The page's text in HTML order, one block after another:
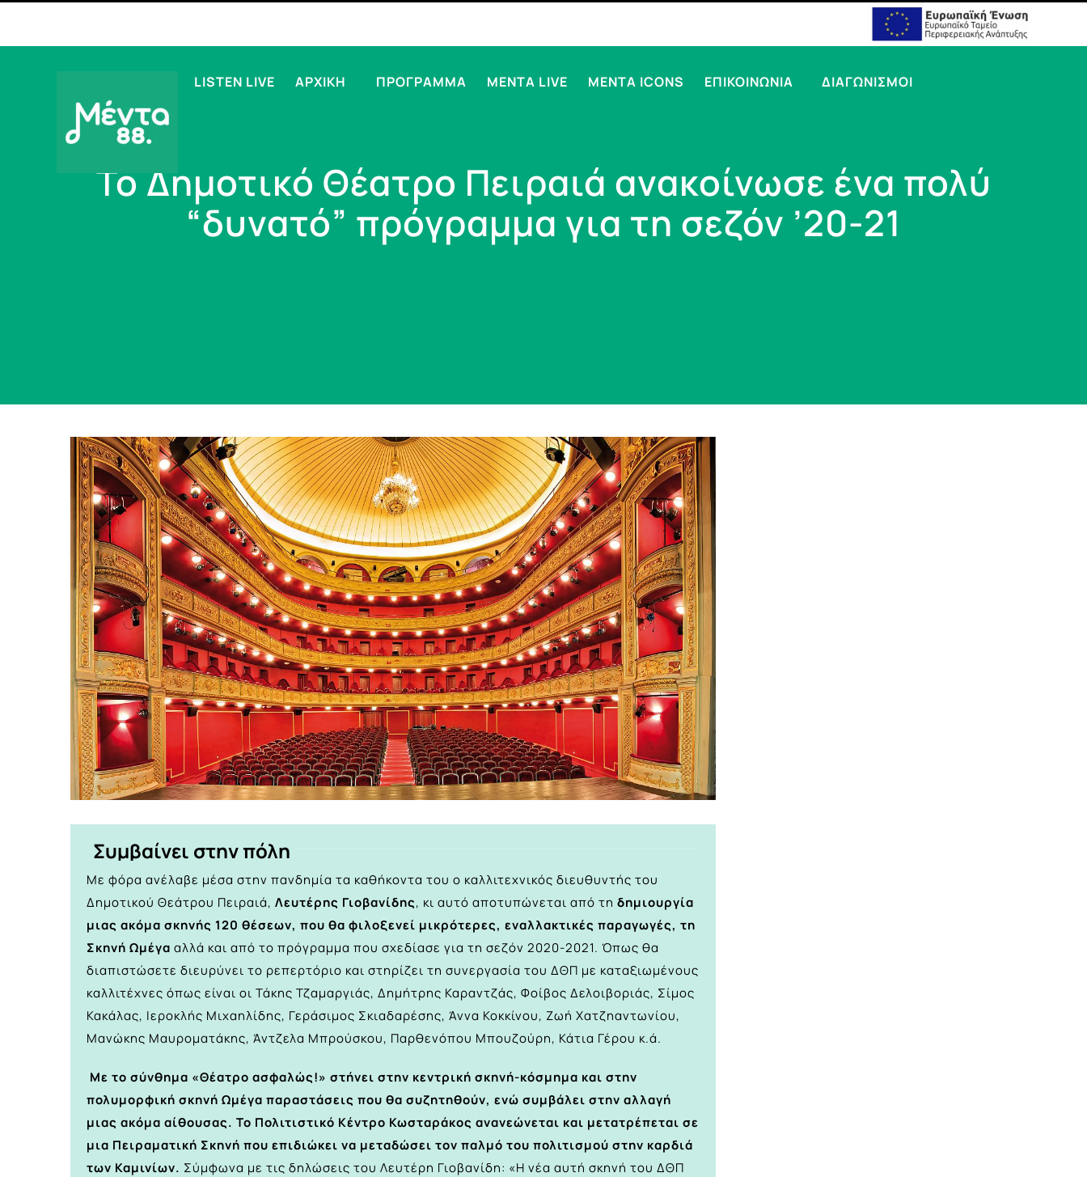
LISTEN LIVE ΑΡΧΙΚΗ ΠΡΟΓΡΑΜΜΑ MENTA LIVE MENTA ICONS ΕΠΙΚΟΙΝΩΝΙΑ ΔΙΑΓΩΝΙΣΜΟΙ
Το Δημοτικό Θέατρο Πειραιά ανακοίνωσε ένα πολύ
“δυνατό” πρόγραμμα για τη σεζόν ’20-21
View
Larger
Image
Συμβαίνει στην πόλη
Με φόρα ανέλαβε μέσα στην πανδημία τα καθήκοντα του ο καλλιτεχνικός διευθυντής του
Δημοτικού Θεάτρου Πειραιά, Λευτέρης Γιοβανίδης, κι αυτό αποτυπώνεται από τη δημιουργία
μιας ακόμα σκηνής 120 θέσεων, που θα φιλοξενεί μικρότερες, εναλλακτικές παραγωγές, τη
Σκηνή Ωμέγα αλλά και από το πρόγραμμα που σχεδίασε για τη σεζόν 2020-2021. Όπως θα
διαπιστώσετε διευρύνει το ρεπερτόριο και στηρίζει τη συνεργασία του ΔΘΠ με καταξιωμένους
καλλιτέχνες όπως είναι οι Τάκης Τζαμαργιάς, Δημήτρης Καραντζάς, Φοίβος Δελοιβοριάς, Σίμος
Κακάλας, Ιεροκλής Μιχαηλίδης, Γεράσιμος Σκιαδαρέσης, Άννα Κοκκίνου, Ζωή Χατζηαντωνίου,
Μανώκης Μαυροματάκης, Άντζελα Μπρούσκου, Παρθενόπου Μπουζούρη, Κάτια Γέρου κ.ά.
Με το σύνθημα «Θέατρο ασφαλώς!» στήνει στην κεντρική σκηνή-κόσμημα και στην
πολυμορφική σκηνή Ωμέγα παραστάσεις που θα συζητηθούν, ενώ συμβάλει στην αλλαγή
μιας ακόμα αίθουσας. Το Πολιτιστικό Κέντρο Κωσταράκος ανανεώνεται και μετατρέπεται σε
μια Πειραματική Σκηνή που επιδιώκει να μεταδώσει τον παλμό του πολιτισμού στην καρδιά
των Καμινίων. Σύμφωνα με τις δηλώσεις του Λευτέρη Γιοβανίδη: «Η νέα αυτή σκηνή του ΔΘΠ